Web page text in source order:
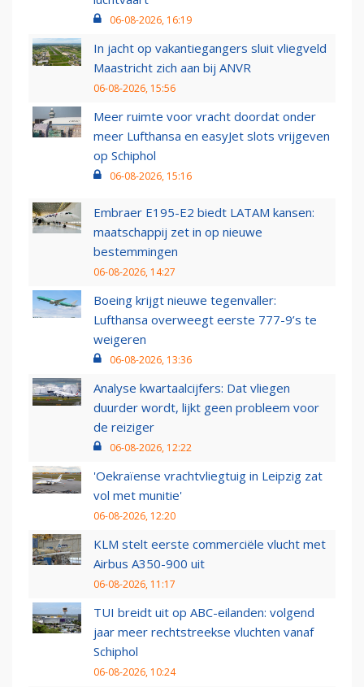
06-08-2026, 16:19
In jacht op vakantiegangers sluit vliegveld
Maastricht zich aan bij ANVR
06-08-2026, 15:56
Meer ruimte voor vracht doordat onder
meer Lufthansa en easyJet slots vrijgeven
op Schiphol
06-08-2026, 15:16
Embraer E195-E2 biedt LATAM kansen:
maatschappij zet in op nieuwe
bestemmingen
06-08-2026, 14:27
Boeing krijgt nieuwe tegenvaller:
Lufthansa overweegt eerste 777-9’s te
weigeren
06-08-2026, 13:36
Analyse kwartaalcijfers: Dat vliegen
duurder wordt, lijkt geen probleem voor
de reiziger
06-08-2026, 12:22
'Oekraïense vrachtvliegtuig in Leipzig zat
vol met munitie'
06-08-2026, 12:20
KLM stelt eerste commerciële vlucht met
Airbus A350-900 uit
06-08-2026, 11:17
TUI breidt uit op ABC-eilanden: volgend
jaar meer rechtstreekse vluchten vanaf
Schiphol
06-08-2026, 10:24